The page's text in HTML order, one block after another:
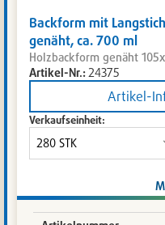
Backform mit
genäht, ca. 700 ml
Holzbackform genäht
Artikel-Nr.: 24375
Artikel-
Verkaufseinheit: